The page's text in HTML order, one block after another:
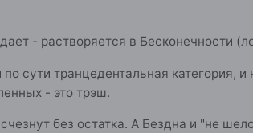
- растворяется в Бесконечности
сути транцедентальная
- это трэш.
без остатка. А Бездна и "не